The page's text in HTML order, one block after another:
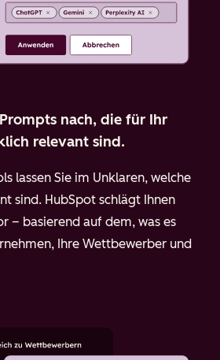
nach, die für Ihr
relevant sind.
lassen Sie im Unklaren, welche
sind. HubSpot schlägt Ihnen
– basierend auf dem, was es
Ihre Wettbewerber und